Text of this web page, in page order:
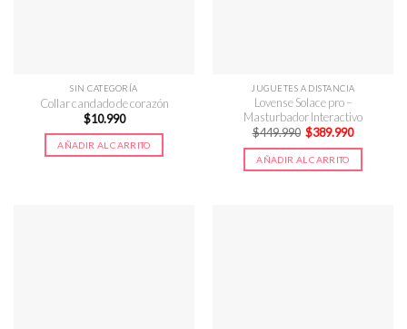
SIN CATEGORÍA
Collar candado de corazón
$10.990
AÑADIR AL CARRITO
JUGUETES A DISTANCIA
Lovense Solace pro –
Masturbador Interactivo
$449.990 El
precio
original
era:
$449.990.
$389.990El
actual
$389.990.
AÑADIR AL CARRITO